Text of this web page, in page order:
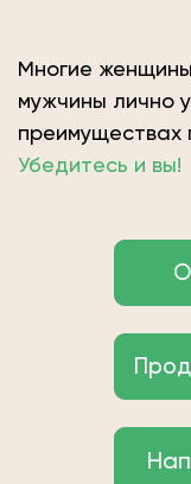
Многие
мужчины лично
преимуществах
Убедитесь и вы!